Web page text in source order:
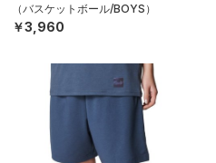
（バスケットボール/BOYS）
￥3,960